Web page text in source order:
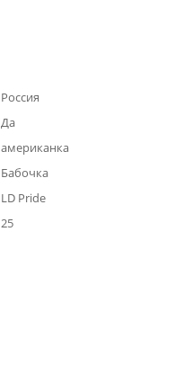
Россия
Да
американка
Бабочка
LD Pride
25